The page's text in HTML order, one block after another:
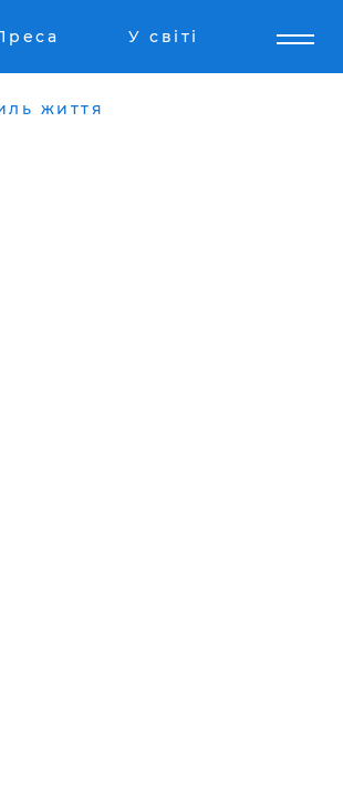
У світі
життя